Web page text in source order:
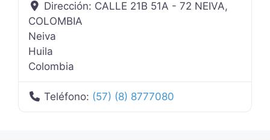
Dirección: CALLE 21B 51A - 72 NEIVA,
COLOMBIA
Neiva
Huila
Colombia
Teléfono: (57) (8) 8777080